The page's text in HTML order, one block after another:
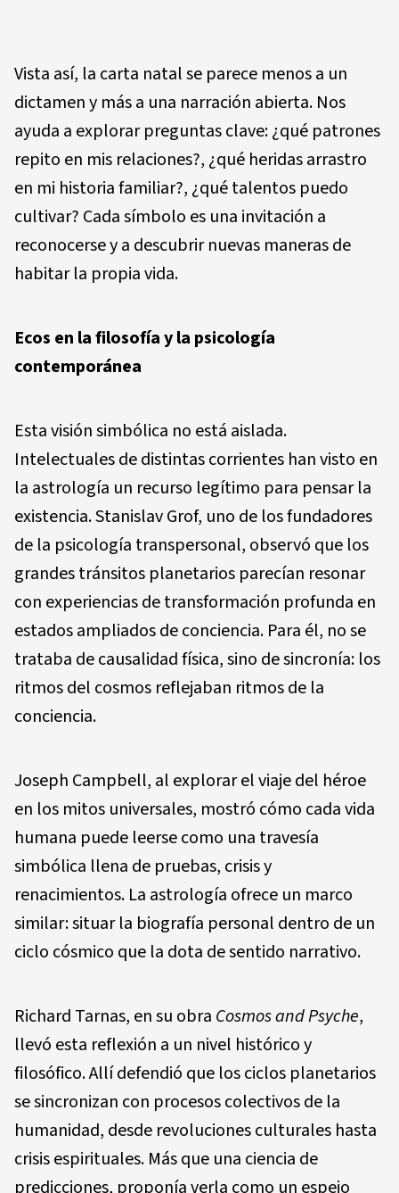
Vista así, la carta natal se parece menos a un
dictamen y más a una narración abierta. Nos
ayuda a explorar preguntas clave: ¿qué patrones
repito en mis relaciones?, ¿qué heridas arrastro
en mi historia familiar?, ¿qué talentos puedo
cultivar? Cada símbolo es una invitación a
reconocerse y a descubrir nuevas maneras de
habitar la propia vida.
Ecos en la filosofía y la psicología
contemporánea
Esta visión simbólica no está aislada.
Intelectuales de distintas corrientes han visto en
la astrología un recurso legítimo para pensar la
existencia. Stanislav Grof, uno de los fundadores
de la psicología transpersonal, observó que los
grandes tránsitos planetarios parecían resonar
con experiencias de transformación profunda en
estados ampliados de conciencia. Para él, no se
trataba de causalidad física, sino de sincronía: los
ritmos del cosmos reflejaban ritmos de la
conciencia.
Joseph Campbell, al explorar el viaje del héroe
en los mitos universales, mostró cómo cada vida
humana puede leerse como una travesía
simbólica llena de pruebas, crisis y
renacimientos. La astrología ofrece un marco
similar: situar la biografía personal dentro de un
ciclo cósmico que la dota de sentido narrativo.
Richard Tarnas, en su obra Cosmos and Psyche,
llevó esta reflexión a un nivel histórico y
filosófico. Allí defendió que los ciclos planetarios
se sincronizan con procesos colectivos de la
humanidad, desde revoluciones culturales hasta
crisis espirituales. Más que una ciencia de
predicciones, proponía verla como un espejo